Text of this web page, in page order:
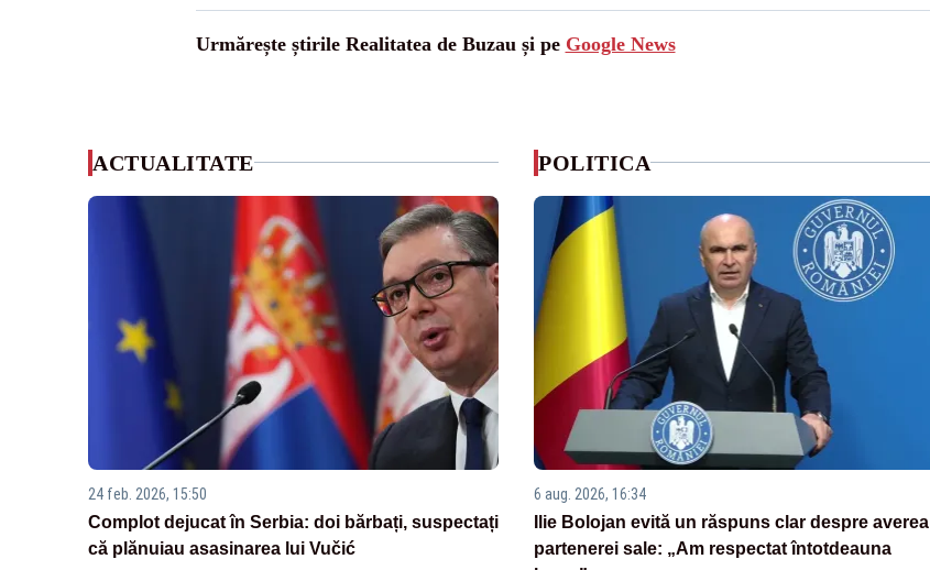
Urmărește știrile Realitatea de Buzau și pe Google News
ACTUALITATE
24 feb. 2026, 15:50
Complot dejucat în Serbia: doi bărbați, suspectați
că plănuiau asasinarea lui Vučić
POLITICA
6 aug. 2026, 16:34
Ilie Bolojan evită un răspuns clar despre averea
partenerei sale: „Am respectat întotdeauna